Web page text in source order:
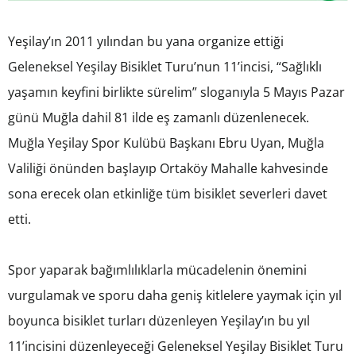
Yeşilay’ın 2011 yılından bu yana organize ettiği
Geleneksel Yeşilay Bisiklet Turu’nun 11’incisi, “Sağlıklı
yaşamın keyfini birlikte sürelim” sloganıyla 5 Mayıs Pazar
günü Muğla dahil 81 ilde eş zamanlı düzenlenecek.
Muğla Yeşilay Spor Kulübü Başkanı Ebru Uyan, Muğla
Valiliği önünden başlayıp Ortaköy Mahalle kahvesinde
sona erecek olan etkinliğe tüm bisiklet severleri davet
etti.
Spor yaparak bağımlılıklarla mücadelenin önemini
vurgulamak ve sporu daha geniş kitlelere yaymak için yıl
boyunca bisiklet turları düzenleyen Yeşilay’ın bu yıl
11’incisini düzenleyeceği Geleneksel Yeşilay Bisiklet Turu